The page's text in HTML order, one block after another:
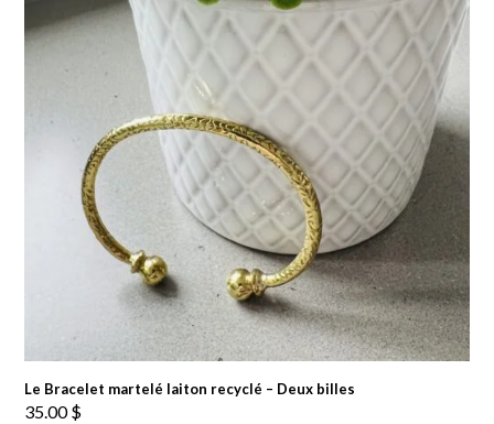
Le Bracelet martelé laiton recyclé – Deux billes
35.00$